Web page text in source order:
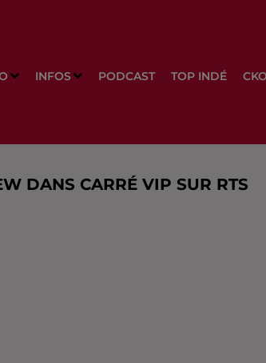
INFOS PODCAST TOP INDÉ
DANS CARRÉ VIP SUR RTS